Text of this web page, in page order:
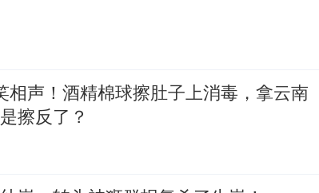
相声！酒精棉球擦肚子上消毒，拿云南
擦反了？